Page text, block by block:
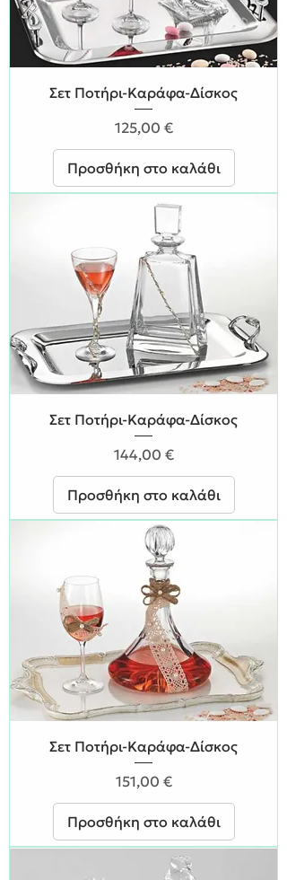
Σετ Ποτήρι-Καράφα-Δίσκος
Τιμή
125,00 €
Προσθήκη στο καλάθι
Σετ Ποτήρι-Καράφα-Δίσκος
Τιμή
144,00 €
Προσθήκη στο καλάθι
Σετ Ποτήρι-Καράφα-Δίσκος
Τιμή
151,00 €
Προσθήκη στο καλάθι